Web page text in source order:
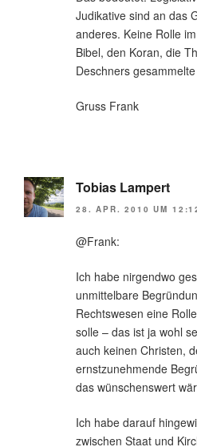
Judikative sind an das
anderes. Keine Rolle
Bibel, den Koran, die
Deschners
Gruss Frank
Tobias Lampert
28. APR. 2010 UM
@Frank:
Ich habe nirgendwo
unmittelbare
Rechtswesen eine
solle – das ist ja wohl
auch keinen Christen,
ernstzunehmende
das wünschenswert
Ich habe darauf
zwischen Staat und